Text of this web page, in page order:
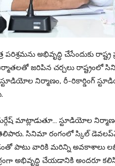
పరిశ్రమను అభివృద్ధి చేసేందుకు
నిర్మాతలతో జరిపిన చర్చలు
స్టూడియోల నిర్మాణం, రీ-రికార్డింగ్
మాట్లాడుతూ… స్టూడియోల
సినిమా రంగంలో స్కిల్
పాటు వారికి మరిన్ని అవకాశాలు
అభివృద్ధి చేయడానికి అందరూ